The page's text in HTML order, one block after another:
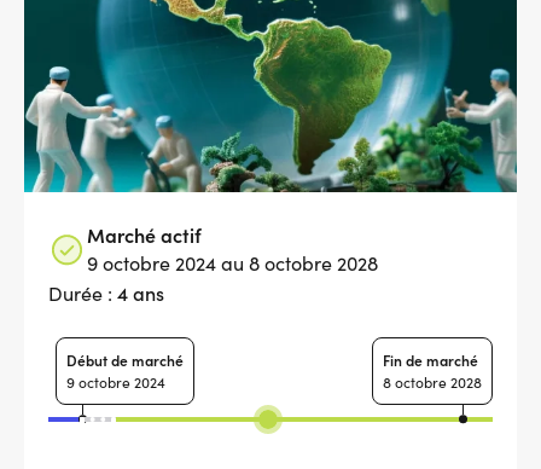
Marché actif
9 octobre 2024 au 8 octobre 2028
Durée : 4 ans
Début de marché
9 octobre 2024
Fin de marché
8 octobre 2028